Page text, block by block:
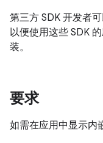
第三方 SDK 开发者
以便使用这些 SDK
装。
要求
如需在应用中显示内